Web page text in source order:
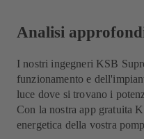
Analisi
I nostri ingegneri KSB
funzionamento e
luce dove si trovano i
Con la nostra app gratuita
energetica della vostra